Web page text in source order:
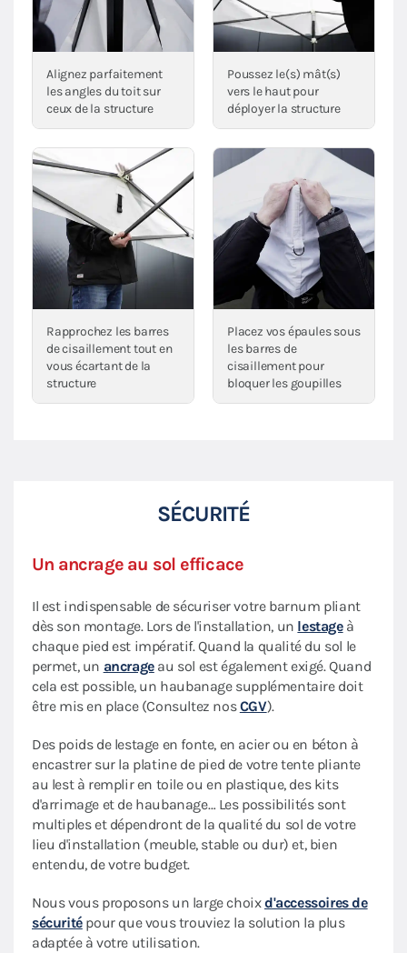
Alignez parfaitement
les angles du toit sur
ceux de la structure
Poussez le(s) mât(s)
vers le haut pour
déployer la structure
Rapprochez les barres
de cisaillement tout en
vous écartant de la
structure
Placez vos épaules sous
les barres de
cisaillement pour
bloquer les goupilles
SÉCURITÉ
Un ancrage au sol efficace
Il est indispensable de sécuriser votre barnum pliant
dès son montage. Lors de l'installation, un lestageà
chaque pied est impératif. Quand la qualité du sol le
permet, un ancrageau sol est également exigé. Quand
cela est possible, un haubanage supplémentaire doit
être mis en place (Consultez nosCGV).
Des poids de lestage en fonte, en acier ou en béton à
encastrer sur la platine de pied de votre tente pliante
au lest à remplir en toile ou en plastique, des kits
d'arrimage et de haubanage… Les possibilités sont
multiples et dépendront de la qualité du sol de votre
lieu d'installation (meuble, stable ou dur) et, bien
entendu, de votre budget.
Nous vous proposons un large choixd'accessoires de
sécuritépour que vous trouviez la solution la plus
adaptée à votre utilisation.